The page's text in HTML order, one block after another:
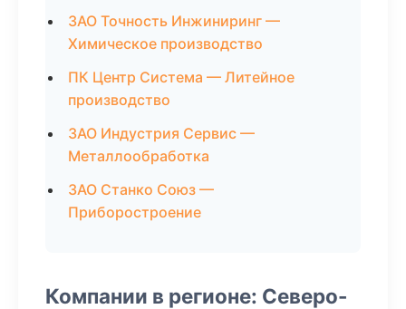
ЗАО Точность Инжиниринг —
Химическое производство
ПК Центр Система — Литейное
производство
ЗАО Индустрия Сервис —
Металлообработка
ЗАО Станко Союз —
Приборостроение
Компании в регионе: Северо-